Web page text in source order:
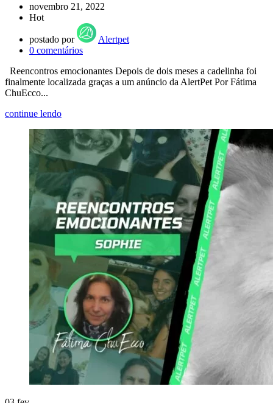
novembro 21, 2022
Hot
postado por
Alertpet
0 comentários
Reencontros emocionantes Depois de dois meses a cadelinha foi
finalmente localizada graças a um anúncio da AlertPet Por Fátima
ChuEcco...
continue lendo